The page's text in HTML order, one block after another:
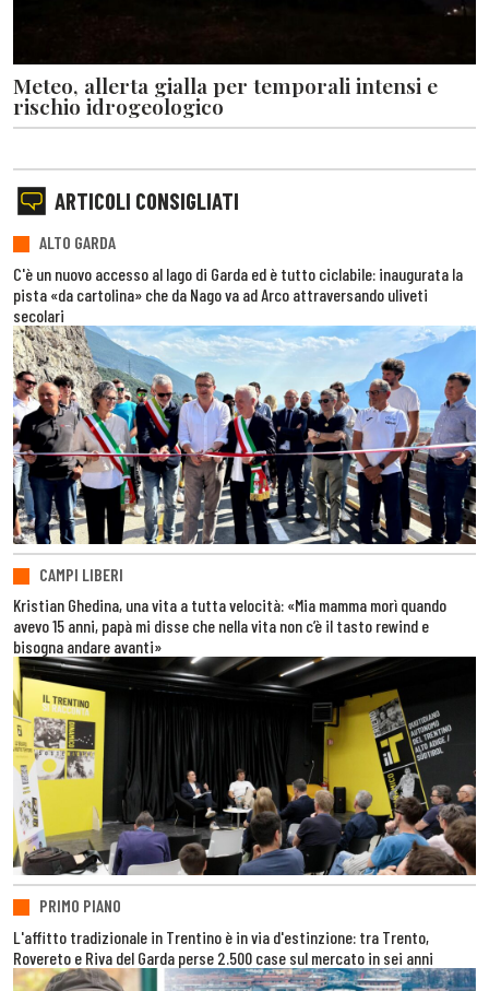
Meteo, allerta gialla per temporali intensi e
rischio idrogeologico
ARTICOLI CONSIGLIATI
ALTO GARDA
C'è un nuovo accesso al lago di Garda ed è tutto ciclabile: inaugurata la
pista «da cartolina» che da Nago va ad Arco attraversando uliveti
secolari
CAMPI LIBERI
Kristian Ghedina, una vita a tutta velocità: «Mia mamma morì quando
avevo 15 anni, papà mi disse che nella vita non c’è il tasto rewind e
bisogna andare avanti»
PRIMO PIANO
L'affitto tradizionale in Trentino è in via d'estinzione: tra Trento,
Rovereto e Riva del Garda perse 2.500 case sul mercato in sei anni